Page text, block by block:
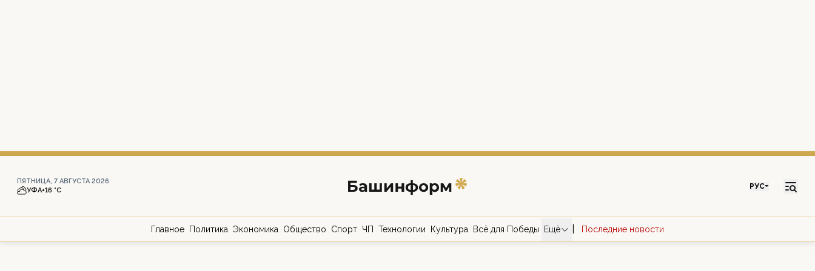
ПЯТНИЦА, 7 АВГУСТА 2026
УФА+16 °С РУС
Главное Политика Экономика Общество Спорт ЧП Технологии Культура Всё для Победы Ещё Последние новости